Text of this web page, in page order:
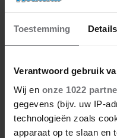
Toestemming Details
Verantwoord gebruik
Wij en onze 1022
gegevens (bijv. uw IP-
technologieën zoals
apparaat op te slaan en
ROXEANNE
DENKEN
ENGE’
NIET GOED